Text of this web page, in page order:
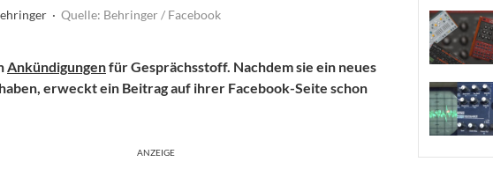
· Quelle: Behringer / Facebook
Ankündigungenfür Gesprächsstoff. Nachdem sie ein neues
erweckt ein Beitrag auf ihrer Facebook-Seite schon
ANZEIGE